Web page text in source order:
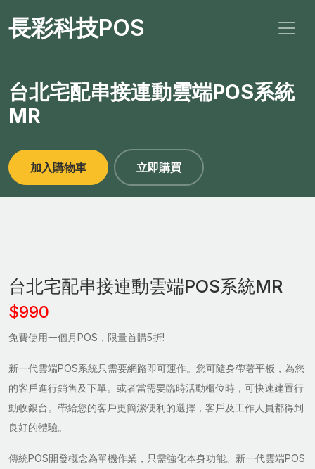
長彩科技POS
台北宅配串接連動雲端POS系統
MR
加入購物車 立即購買
台北宅配串接連動雲端POS系統MR
$990
免費使用一個月POS，限量首購5折!
新一代雲端POS系統只需要網路即可運作。您可隨身帶著平板，為您
的客戶進行銷售及下單。或者當需要臨時活動櫃位時，可快速建置行
動收銀台。帶給您的客戶更簡潔便利的選擇，客戶及工作人員都得到
良好的體驗。
傳統POS開發概念為單機作業，只需強化本身功能。新一代雲端POS